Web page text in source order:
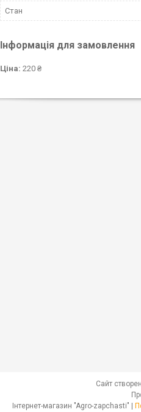
Стан
Інформація для замовлення
Ціна: 220 ₴
Сайт